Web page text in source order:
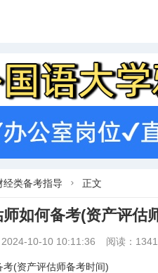
经类备考指导  正文
如何备考(资产评估
2024-10-10 10:11:36 阅读：1341
(资产评估师备考时间)